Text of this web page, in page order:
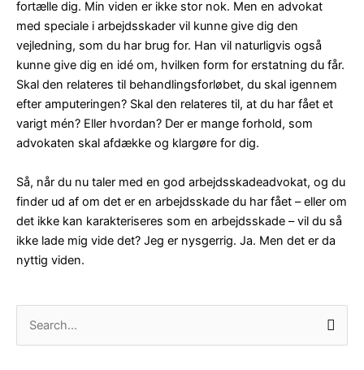
fortælle dig. Min viden er ikke stor nok. Men en advokat
med speciale i arbejdsskader vil kunne give dig den
vejledning, som du har brug for. Han vil naturligvis også
kunne give dig en idé om, hvilken form for erstatning du får.
Skal den relateres til behandlingsforløbet, du skal igennem
efter amputeringen? Skal den relateres til, at du har fået et
varigt mén? Eller hvordan? Der er mange forhold, som
advokaten skal afdække og klargøre for dig.
Så, når du nu taler med en god arbejdsskadeadvokat, og du
finder ud af om det er en arbejdsskade du har fået – eller om
det ikke kan karakteriseres som en arbejdsskade – vil du så
ikke lade mig vide det? Jeg er nysgerrig. Ja. Men det er da
nyttig viden.